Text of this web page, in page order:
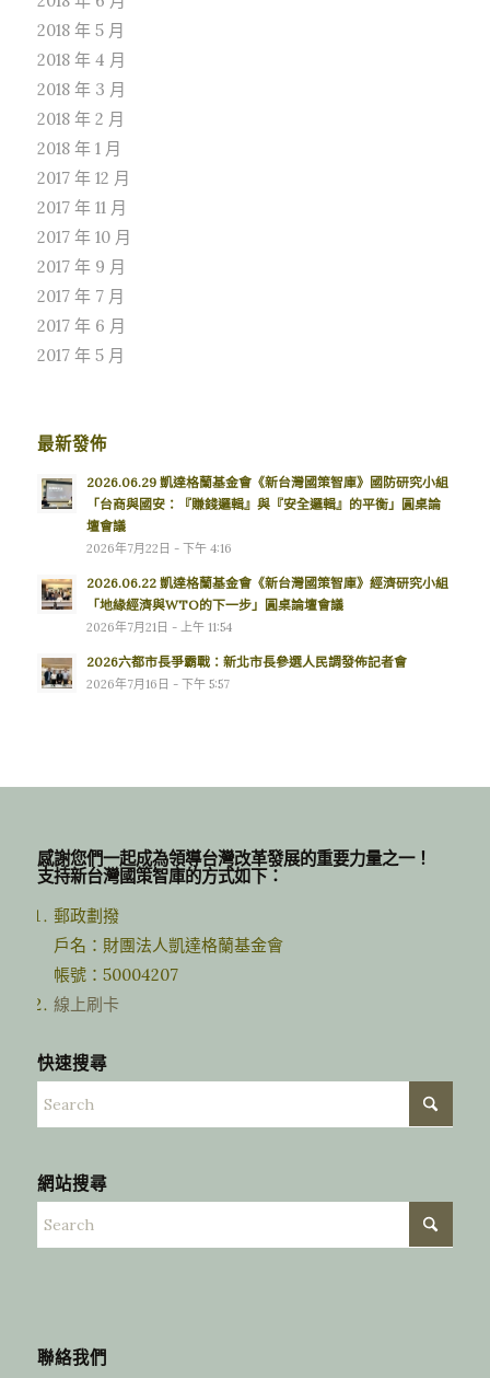
2018 年 5 月
2018 年 4 月
2018 年 3 月
2018 年 2 月
2018 年 1 月
2017 年 12 月
2017 年 11 月
2017 年 10 月
2017 年 9 月
2017 年 7 月
2017 年 6 月
2017 年 5 月
最新發佈
2026.06.29 凱達格蘭基金會《新台灣國策智庫》國防研究小組
「台商與國安：『賺錢邏輯』與『安全邏輯』的平衡」圓桌論
壇會議
2026年7月22日 - 下午 4:16
2026.06.22 凱達格蘭基金會《新台灣國策智庫》經濟研究小組
「地緣經濟與WTO的下一步」圓桌論壇會議
2026年7月21日 - 上午 11:54
2026六都市長爭霸戰：新北市長參選人民調發佈記者會
2026年7月16日 - 下午 5:57
感謝您們一起成為領導台灣改革發展的重要力量之一！
支持新台灣國策智庫的方式如下：
郵政劃撥
戶名：財團法人凱達格蘭基金會
帳號：50004207
線上刷卡
快速搜尋
網站搜尋
聯絡我們